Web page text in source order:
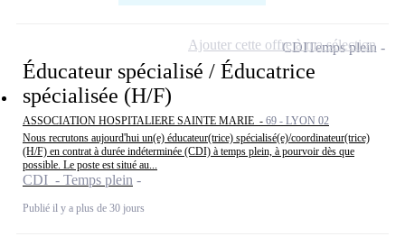
Éducateur spécialisé / Éducatrice
spécialisée (H/F)
ASSOCIATION HOSPITALIERE SAINTE MARIE - 69 - LYON 02
Nous recrutons aujourd'hui un(e) éducateur(trice) spécialisé(e)/coordinateur(trice)
(H/F) en contrat à durée indéterminée (CDI) à temps plein, à pourvoir dès que
possible. Le poste est situé au...
CDI - Temps plein
Publié il y a plus de 30 jours
CDITemps plein
Ajouter cette offre à ma sélection